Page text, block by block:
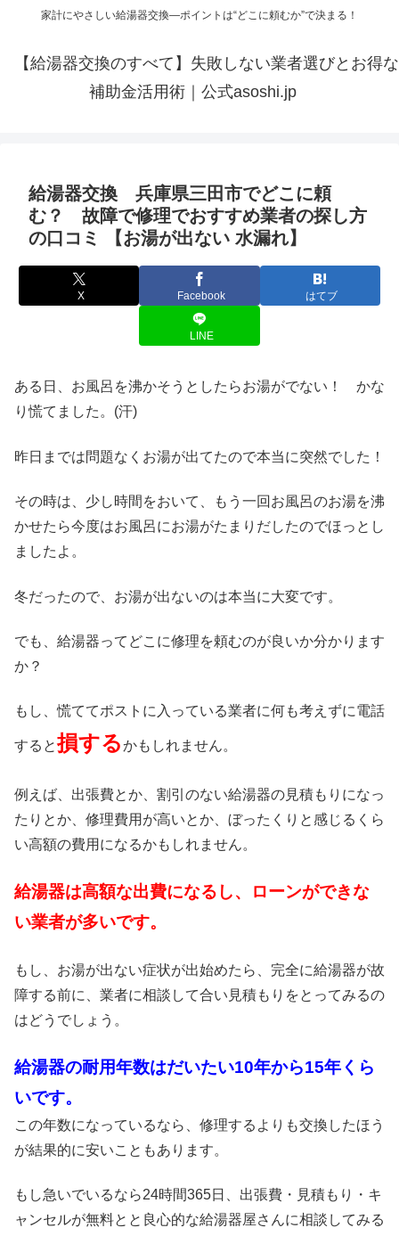
家計にやさしい給湯器交換—ポイントは“どこに頼むか”で決まる！
【給湯器交換のすべて】失敗しない業者選びとお得な
補助金活用術｜公式asoshi.jp
給湯器交換 兵庫県三田市でどこに頼
む？ 故障で修理でおすすめ業者の探し方
の口コミ 【お湯が出ない 水漏れ】
X Facebook はてブ
LINE
ある日、お風呂を沸かそうとしたらお湯がでない！ かな
り慌てました。(汗)
昨日までは問題なくお湯が出てたので本当に突然でした！
その時は、少し時間をおいて、もう一回お風呂のお湯を沸
かせたら今度はお風呂にお湯がたまりだしたのでほっとし
ましたよ。
冬だったので、お湯が出ないのは本当に大変です。
でも、給湯器ってどこに修理を頼むのが良いか分かります
か？
もし、慌ててポストに入っている業者に何も考えずに電話
すると損するかもしれません。
例えば、出張費とか、割引のない給湯器の見積もりになっ
たりとか、修理費用が高いとか、ぼったくりと感じるくら
い高額の費用になるかもしれません。
給湯器は高額な出費になるし、ローンができな
い業者が多いです。
もし、お湯が出ない症状が出始めたら、完全に給湯器が故
障する前に、業者に相談して合い見積もりをとってみるの
はどうでしょう。
給湯器の耐用年数はだいたい10年から15年くら
いです。
この年数になっているなら、修理するよりも交換したほう
が結果的に安いこともあります。
もし急いでいるなら24時間365日、出張費・見積もり・キ
ャンセルが無料とと良心的な給湯器屋さんに相談してみる